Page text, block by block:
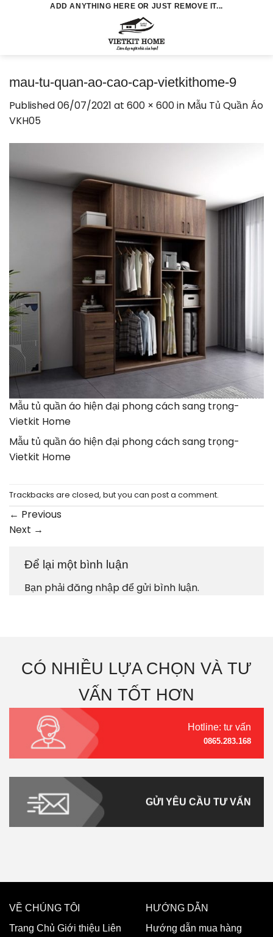
ADD ANYTHING HERE OR JUST REMOVE IT...
mau-tu-quan-ao-cao-cap-vietkithome-9
Published06/07/2021 at 600 × 600in Mẫu Tủ Quần Áo
VKH05
Mẫu tủ quần áo hiện đại phong cách sang trọng-
Vietkit Home
Mẫu tủ quần áo hiện đại phong cách sang trọng-
Vietkit Home
Trackbacks are closed, but you can post a comment.
← Previous
Next →
Để lại một bình luận
Bạn phảiđăng nhậpđể gửi bình luận.
CÓ NHIỀU LỰA CHỌN VÀ TƯ
VẤN TỐT HƠN
Hotline: tư vấn
0865.283.168
GỬI YÊU CẦU TƯ VẤN
VỀ CHÚNG TÔI
Trang Chủ Giới thiệu Liên
HƯỚNG DẪN
Hướng dẫn mua hàng